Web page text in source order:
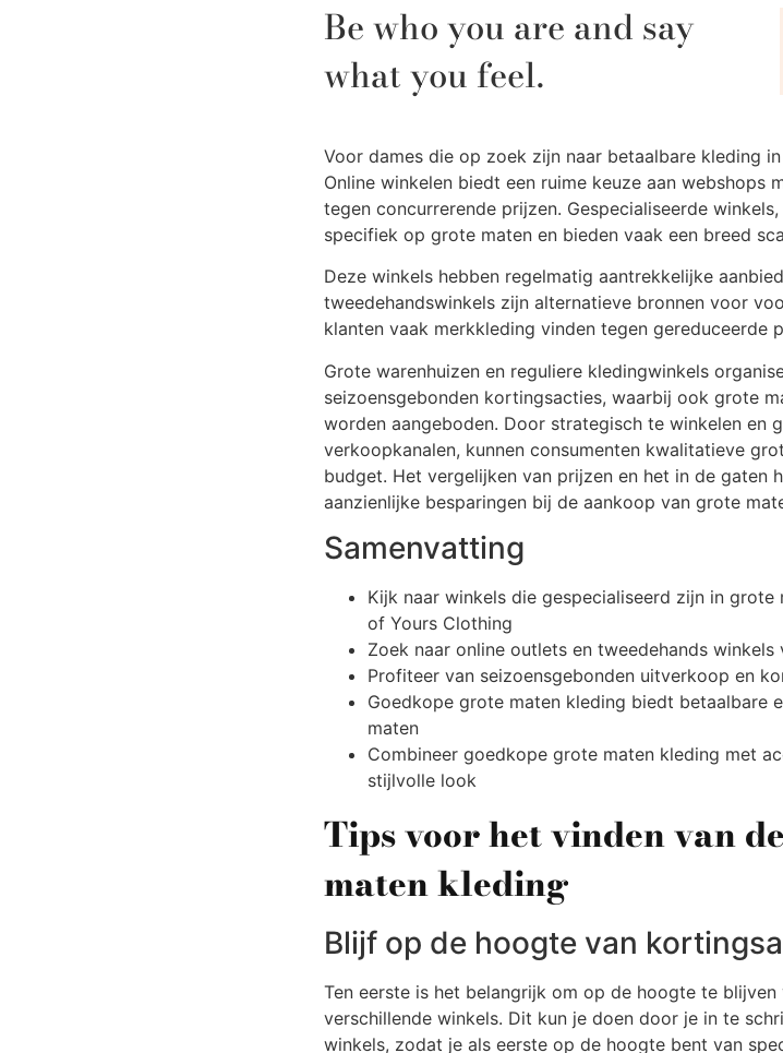
Be who you are and say
what you feel.
Voor dames die op zoek zijn naar betaalbare kleding
Online winkelen biedt een ruime keuze aan
tegen concurrerende prijzen. Gespecialiseerde
specifiek op grote maten en bieden vaak een breed
Deze winkels hebben regelmatig aantrekkelijke
tweedehandswinkels zijn alternatieve bronnen voor
klanten vaak merkkleding vinden tegen gereduceerde
Grote warenhuizen en reguliere kledingwinkels
seizoensgebonden kortingsacties, waarbij ook grote
worden aangeboden. Door strategisch te winkelen en
verkoopkanalen, kunnen consumenten kwalitatieve
budget. Het vergelijken van prijzen en het in de gaten
aanzienlijke besparingen bij de aankoop van grote
Samenvatting
Kijk naar winkels die gespecialiseerd zijn in
of Yours Clothing
Zoek naar online outlets en tweedehands
Profiteer van seizoensgebonden uitverkoop en
Goedkope grote maten kleding biedt betaalbare
maten
Combineer goedkope grote maten kleding met
stijlvolle look
Tips voor het vinden van
maten kleding
Blijf op de hoogte van
Ten eerste is het belangrijk om op de hoogte te
verschillende winkels. Dit kun je doen door je in te
winkels, zodat je als eerste op de hoogte bent van